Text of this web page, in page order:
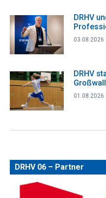
DRHV
03.08.2026
DRHV
01.08.2026
DRHV 06 – Partner